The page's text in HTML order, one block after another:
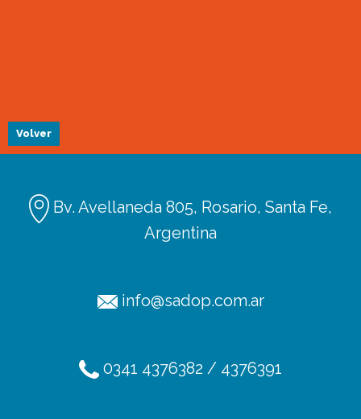
Radio SADOP
TV SADOP
Podcats
Volver
Bv. Avellaneda 805, Rosario, Santa Fe,
Argentina
info@sadop.com.ar
0341 4376382 / 4376391